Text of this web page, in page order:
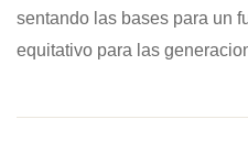
sentando las bases para un
equitativo para las